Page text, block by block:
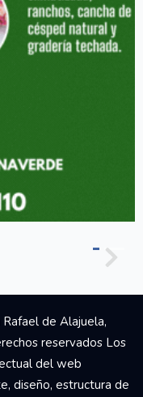
de Alajuela,
reservados Los
del web
diseño, estructura de